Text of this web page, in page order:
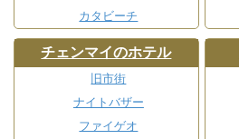
カタビーチ
チェンマイのホテル
旧市街
ナイトバザー
ファイゲオ